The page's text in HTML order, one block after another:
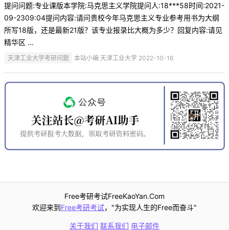
提问问题:专业课版本学院:马克思主义学院提问人:18***58时间:2021-
09-2309:04提问内容:请问贵校今年马克思主义专业参考用书为大纲
所写18版，还是最新21版？该专业报录比大概为多少？回复内容:请见
精华区 ...
天津工业大学考研问题 本站小编 天津工业大学 2022-10-16
Free考研考试FreeKaoYan.Com
欢迎来到Free考研考试，"为实现人生的Free而奋斗"
关于我们 联系我们 电子邮件